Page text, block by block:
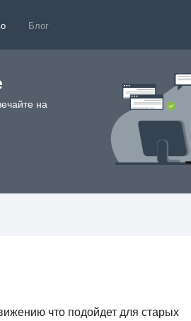
Блог
на
что подойдет для старых